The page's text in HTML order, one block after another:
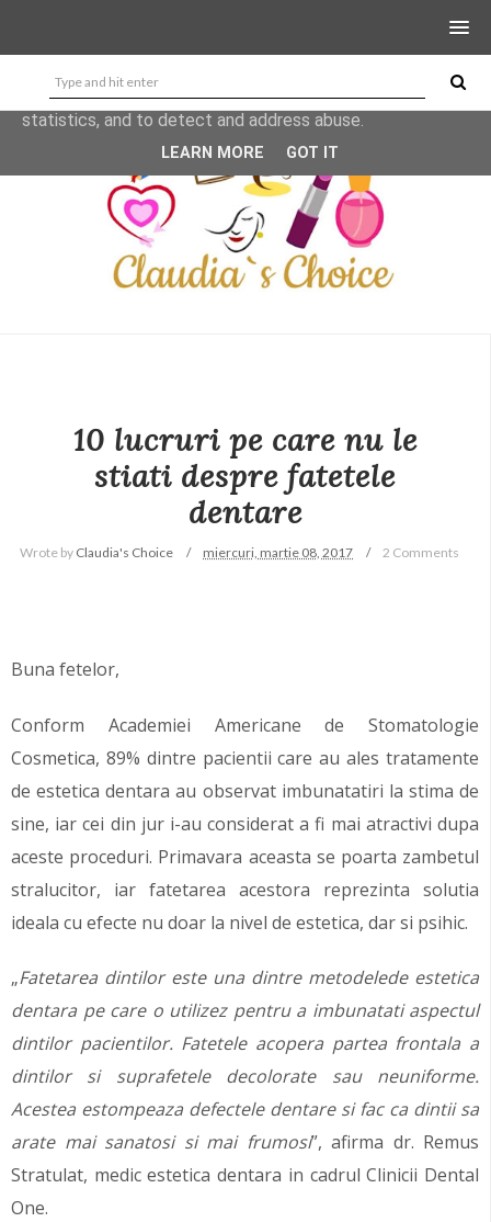
10 lucruri pe care nu le
stiati despre fatetele
dentare
Wrote by Claudia's Choice miercuri, martie 08, 2017 2 Comments
Buna fetelor,
Conform Academiei Americane de Stomatologie
Cosmetica, 89% dintre pacientii care au ales tratamente
de estetica dentara au observat imbunatatiri la stima de
sine, iar cei din jur i-au considerat a fi mai atractivi dupa
aceste proceduri. Primavara aceasta se poarta zambetul
stralucitor, iar fatetarea acestora reprezinta solutia
ideala cu efecte nu doar la nivel de estetica, dar si psihic.
„Fatetarea dintilor este una dintre metodelede estetica
dentara pe care o utilizez pentru a imbunatati aspectul
dintilor pacientilor. Fatetele acopera partea frontala a
dintilor si suprafetele decolorate sau neuniforme.
Acestea estompeaza defectele dentare si fac ca dintii sa
arate mai sanatosi si mai frumosi”, afirma dr. Remus
Stratulat, medic estetica dentara in cadrul Clinicii Dental
One.
This site uses cookies from Google to deliver its services
and to analyze traffic. Your IP address and user-agent are
shared with Google along with performance and security
metrics to ensure quality of service, generate usage
statistics, and to detect and address abuse.
LEARN MORE GOT IT